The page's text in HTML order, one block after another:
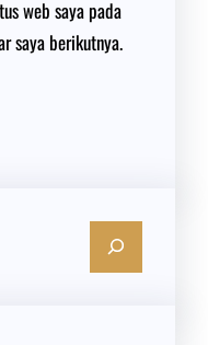
web saya pada
saya berikutnya.